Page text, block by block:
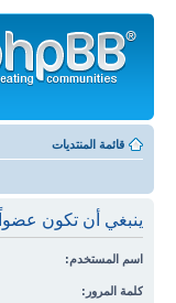
المحتويات
قائمة المنتديات
ينبغي أن تكون
اسم المستخدم:
كلمة المرور: